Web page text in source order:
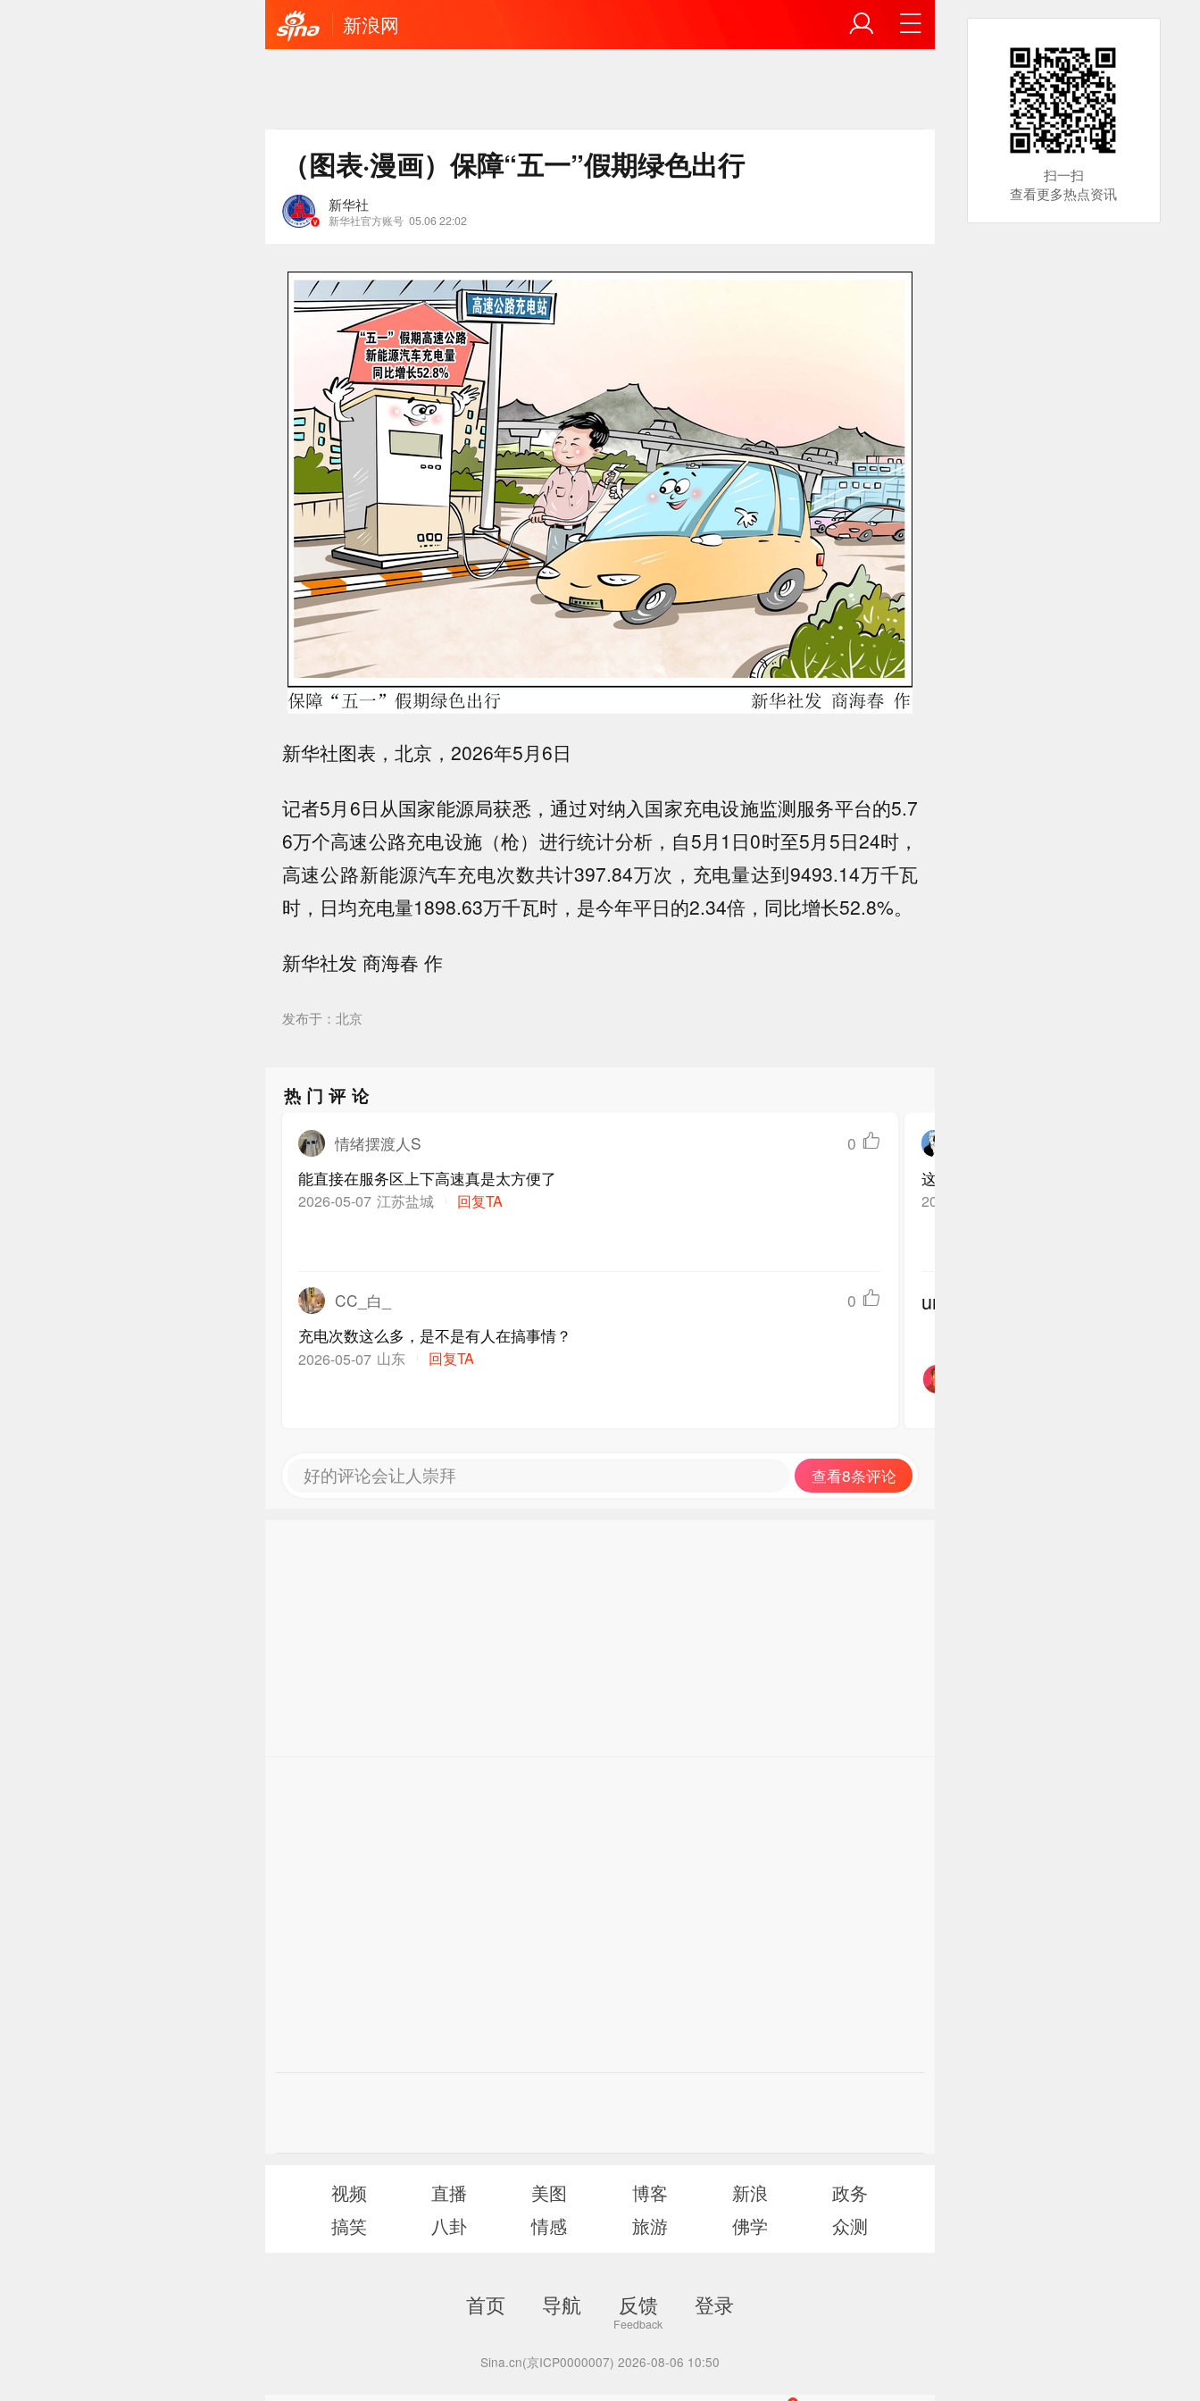
新浪网
（图表·漫画）保障“五一”假期绿色出行
新华社
新华社官方账号 05.06 22:02
新华社图表，北京，2026年5月6日
记者5月6日从国家能源局获悉，通过对纳入国家充电设施监测服务平台的5.7
6万个高速公路充电设施（枪）进行统计分析，自5月1日0时至5月5日24时，
高速公路新能源汽车充电次数共计397.84万次，充电量达到9493.14万千瓦
时，日均充电量1898.63万千瓦时，是今年平日的2.34倍，同比增长52.8%。
新华社发 商海春 作
发布于：北京
热门评论
情绪摆渡人S
0
能直接在服务区上下高速真是太方便了
2026-05-07 江苏盐城 回复TA
CC_白_
0
充电次数这么多，是不是有人在搞事情？
2026-05-07 山东 回复TA
这数据看着挺牛，但充电桩够用吗？
2026-05-07
undefined
好的评论会让人崇拜 查看8条评论
视频 直播 美图 博客 新浪
政务
搞笑
八卦 情感 旅游 佛学 众测
首页 导航 反馈 登录
Sina.cn(京ICP0000007) 2026-08-06 10:50
扫一扫
查看更多热点资讯